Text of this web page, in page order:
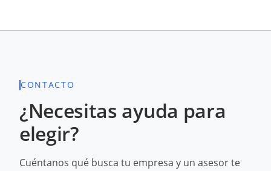
CONTACTO
¿Necesitas ayuda para
elegir?
Cuéntanos qué busca tu empresa y un asesor te